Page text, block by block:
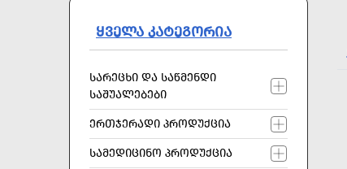
ᲧᲕᲔᲚᲐ ᲙᲐᲢᲔᲒᲝᲠᲘᲐ
ᲡᲐᲠᲔᲪᲮᲘ ᲓᲐ ᲡᲐᲬᲛᲔᲜᲓᲘ
ᲡᲐᲨᲣᲐᲚᲔᲑᲔᲑᲘ
ᲔᲠᲗᲯᲔᲠᲐᲓᲘ ᲞᲠᲝᲓᲣᲥᲪᲘᲐ
ᲡᲐᲛᲔᲓᲘᲪᲘᲜᲝ ᲞᲠᲝᲓᲣᲥᲪᲘᲐ